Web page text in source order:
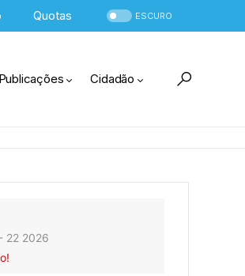
Quotas ESCURO
Publicações Cidadão
22 2026